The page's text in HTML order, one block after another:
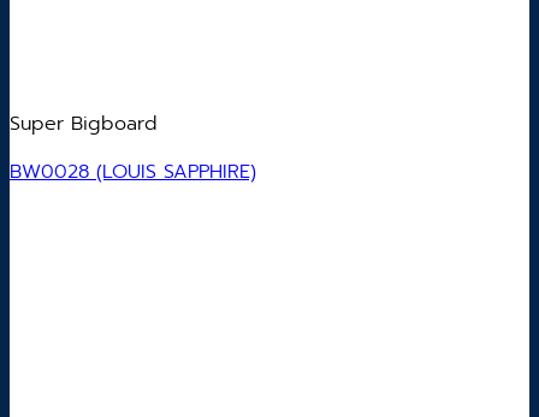
Super Bigboard
BW0028 (LOUIS SAPPHIRE)